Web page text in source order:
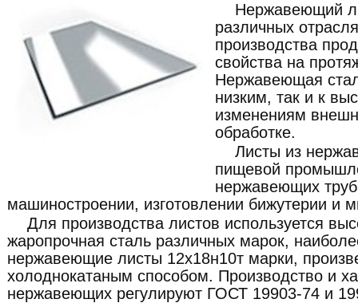
Нержавеющий
различных
производства
свойства на
Нержавеющая
низким, так и к
изменениям
обработке.
Листы из
пищевой
нержавеющих
машиностроении, изготовлении бижутерии и
Для производства листов используется
жаропрочная сталь различных марок,
нержавеющие листы 12х18н10т марки,
холоднокатаным способом. Производство и
нержавеющих регулируют ГОСТ 19903-74 и